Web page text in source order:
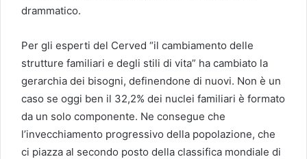
drammatico.
Per gli esperti del Cerved “il cambiamento delle
strutture familiari e degli stili di vita” ha cambiato la
gerarchia dei bisogni, definendone di nuovi. Non è un
caso se oggi ben il 32,2% dei nuclei familiari è formato
da un solo componente. Ne consegue che
l’invecchiamento progressivo della popolazione, che
ci piazza al secondo posto della classifica mondiale di